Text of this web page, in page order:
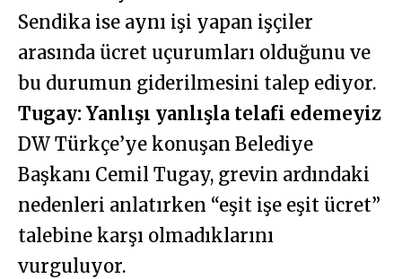
Sendika ise aynı işi yapan işçiler
arasında ücret uçurumları olduğunu ve
bu durumun giderilmesini talep ediyor.
Tugay: Yanlışı yanlışla telafi edemeyiz
DW Türkçe’ye konuşan Belediye
Başkanı Cemil Tugay, grevin ardındaki
nedenleri anlatırken “eşit işe eşit ücret”
talebine karşı olmadıklarını
vurguluyor.